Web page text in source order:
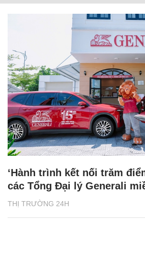
THỊ TRƯỜNG 24H
‘Hành trình kết nối trăm
các Tổng Đại lý Generali